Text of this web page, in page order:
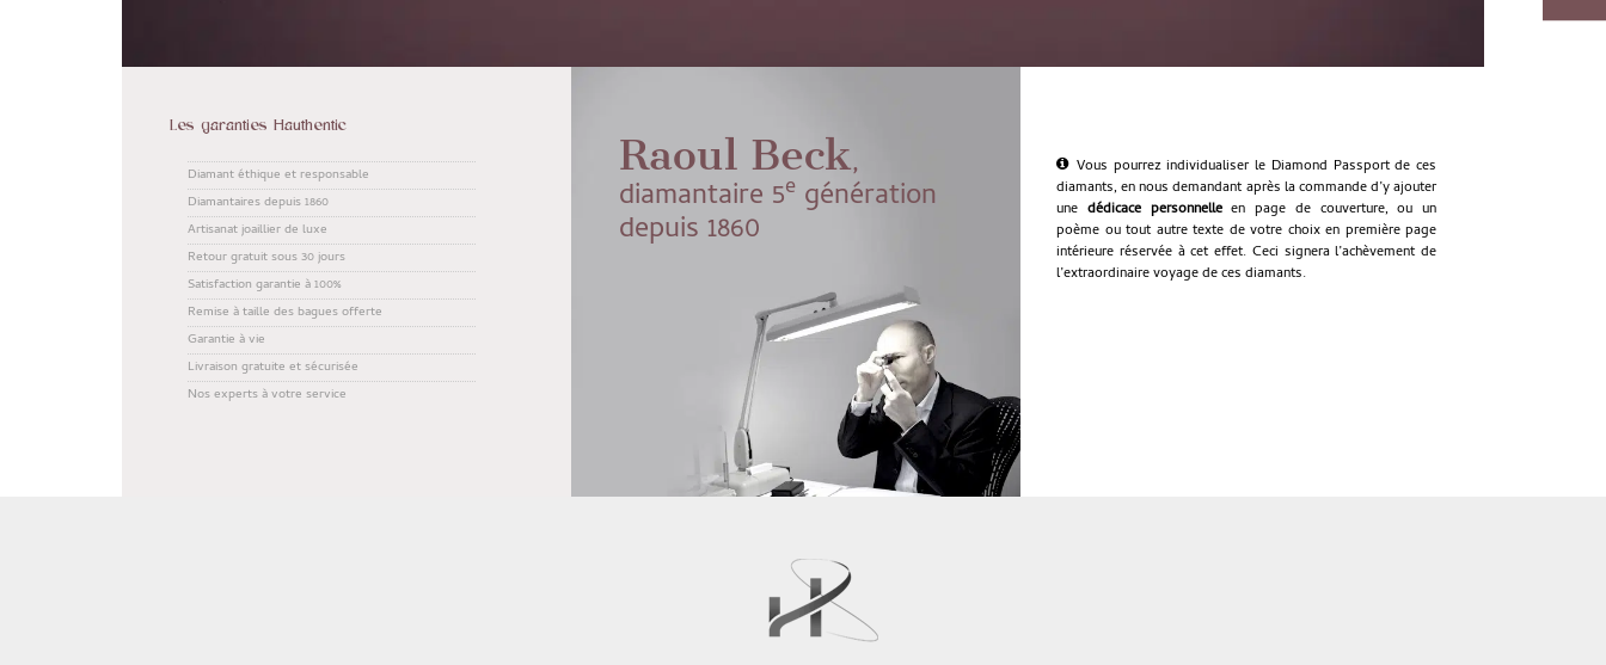
Les garanties Hauthentic
Diamant éthique et responsable
Diamantaires depuis 1860
Artisanat joaillier de luxe
Retour gratuit sous 30 jours
Satisfaction garantie à 100%
Remise à taille des bagues offerte
Garantie à vie
Livraison gratuite et sécurisée
Nos experts à votre service
Raoul Beck,
diamantaire 5e génération
depuis 1860
Vous pourrez individualiser le Diamond Passport de ces
diamants, en nous demandant après la commande d’y ajouter
une dédicace personnelleen page de couverture, ou un
poème ou tout autre texte de votre choix en première page
intérieure réservée à cet effet. Ceci signera l’achèvement de
l’extraordinaire voyage de ces diamants.